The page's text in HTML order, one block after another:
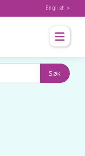
English >